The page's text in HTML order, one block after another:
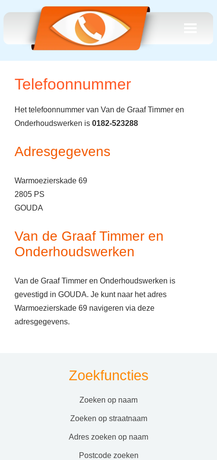
Telefoonnummer
Het telefoonnummer van Van de Graaf Timmer en
Onderhoudswerken is 0182-523288
Adresgegevens
Warmoezierskade 69
2805 PS
GOUDA
Van de Graaf Timmer en
Onderhoudswerken
Van de Graaf Timmer en Onderhoudswerken is
gevestigd in GOUDA. Je kunt naar het adres
Warmoezierskade 69 navigeren via deze
adresgegevens.
Zoekfuncties
zoeken op naam
zoeken op straatnaam
adres zoeken op naam
postcode zoeken